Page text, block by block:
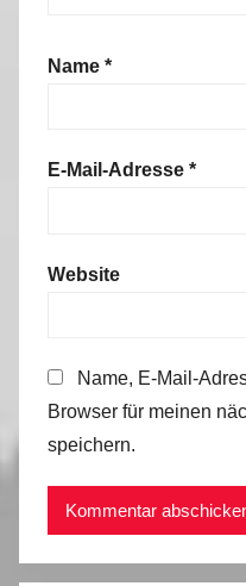
Name *
E-Mail-Adresse *
Website
Name, E-Mail-
Browser für meinen
speichern.